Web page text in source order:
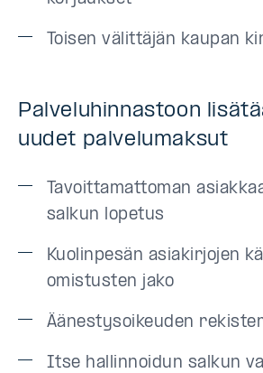
Toisen välittäjän kaupan
Palveluhinnastoon
uudet palvelumaksut
Tavoittamattoman
salkun lopetus
Kuolinpesän asiakirjojen
omistusten jako
Äänestysoikeuden
Itse hallinnoidun salkun